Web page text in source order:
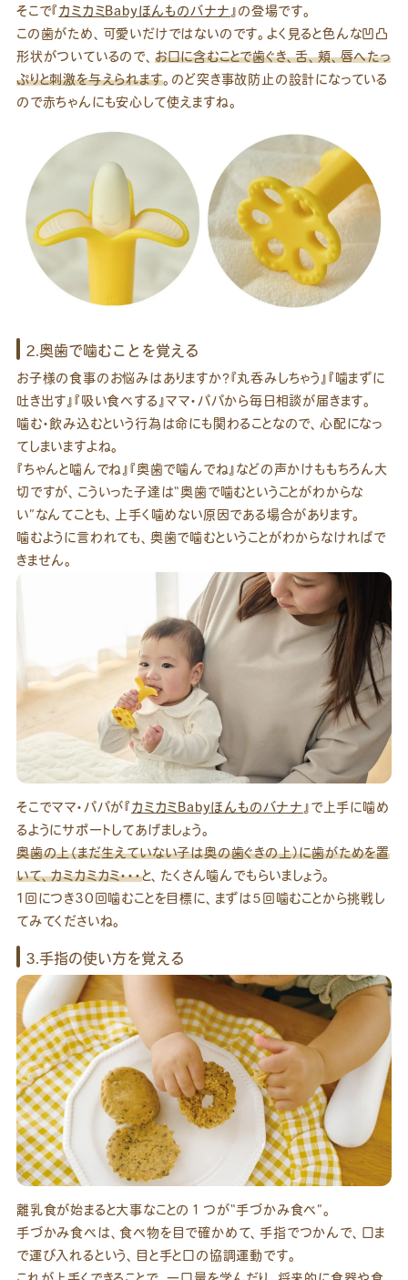
そこで『 カミカミBabyほんものバナナ 』の登場です。
この歯がため、可愛いだけではないのです。よく見ると色んな凹凸
形状がついているので、 お口に含むことで歯ぐき、舌、頬、唇へたっ
ぷりと刺激を与えられます。のど突き事故防止の設計になっている
ので赤ちゃんにも安心して使えますね。
2.奥歯で噛むことを覚える
お子様の食事のお悩みはありますか？『丸呑みしちゃう』『噛まずに
吐き出す』『吸い食べする』ママ・パパから毎日相談が届きます。
噛む・飲み込むという行為は命にも関わることなので、心配になっ
てしまいますよね。
『ちゃんと噛んでね』『奥歯で噛んでね』などの声かけももちろん大
切ですが、こういった子達は“奥歯で噛むということがわからな
い”なんてことも、上手く噛めない原因である場合があります。
噛むように言われても、奥歯で噛むということがわからなければで
きません。
そこでママ・パパが『 カミカミBabyほんものバナナ 』で上手に噛め
るようにサポートしてあげましょう。
奥歯の上（まだ生えていない子は奥の歯ぐきの上）に歯がためを置
いて、カミカミカミ・・・と、たくさん噛んでもらいましょう。
1回につき30回噛むことを目標に、まずは5回噛むことから挑戦し
てみてくださいね。
3.手指の使い方を覚える
離乳食が始まると大事なことの１つが“手づかみ食べ”。
手づかみ食べは、食べ物を目で確かめて、手指でつかんで、口ま
で運び入れるという、目と手と口の協調運動です。